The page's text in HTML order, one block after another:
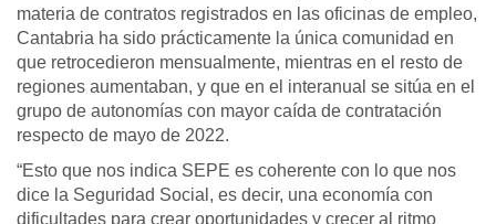
materia de contratos registrados en las oficinas de empleo,
Cantabria ha sido prácticamente la única comunidad en
que retrocedieron mensualmente, mientras en el resto de
regiones aumentaban, y que en el interanual se sitúa en el
grupo de autonomías con mayor caída de contratación
respecto de mayo de 2022.
“Esto que nos indica SEPE es coherente con lo que nos
dice la Seguridad Social, es decir, una economía con
dificultades para crear oportunidades y crecer al ritmo